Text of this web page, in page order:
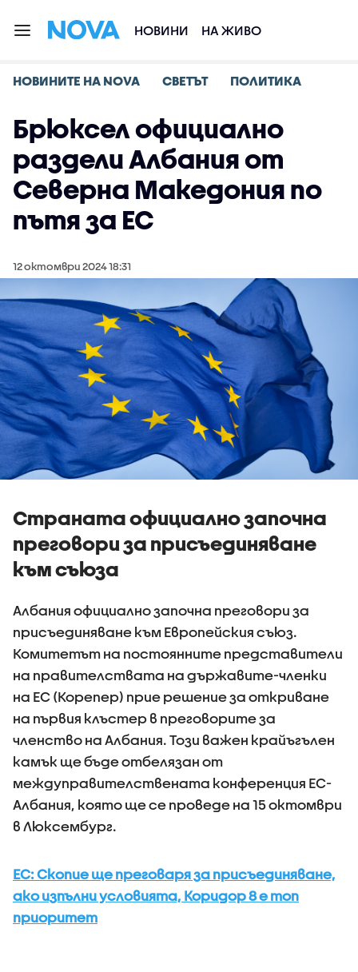
НОВИНИ НА ЖИВО
НОВИНИТЕ НА NOVA СВЕТЪТ ПОЛИТИКА
Брюксел официално
раздели Албания от
Северна Македония по
пътя за ЕС
12 октомври 2024 18:31
Страната официално започна
преговори за присъединяване
към съюза
Албания официално започна преговори за
присъединяване към Европейския съюз.
Комитетът на постоянните представители
на правителствата на държавите-членки
на ЕС (Корепер) прие решение за откриване
на първия клъстер в преговорите за
членство на Албания. Този важен крайъгълен
камък ще бъде отбелязан от
междуправителствената конференция ЕС-
Албания, която ще се проведе на 15 октомври
в Люксембург.
ЕС: Скопие ще преговаря за присъединяване,
ако изпълни условията, Коридор 8 е топ
приоритет